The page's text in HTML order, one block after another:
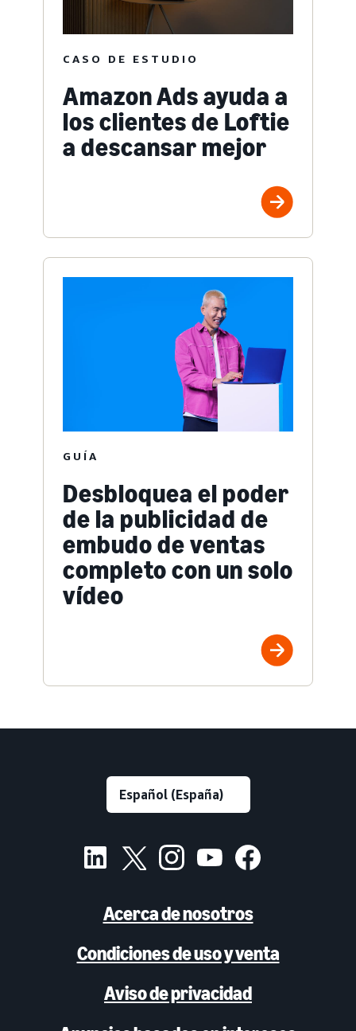
CASO DE ESTUDIO
Amazon Ads ayuda a
los clientes de Loftie
a descansar mejor
GUÍA
Desbloquea el poder
de la publicidad de
embudo de ventas
completo con un solo
vídeo
Acerca de nosotros
Condiciones de uso y venta
Aviso de privacidad